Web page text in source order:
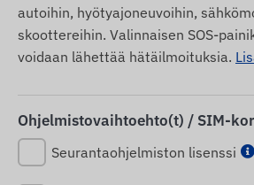
autoihin, hyötyajoneuvoihin,
skoottereihin. Valinnaisen SOS-
voidaan lähettää hätäilmoituksia.
Ohjelmistovaihtoehto(t) / SIM-
Seurantaohjelmiston lisenssi